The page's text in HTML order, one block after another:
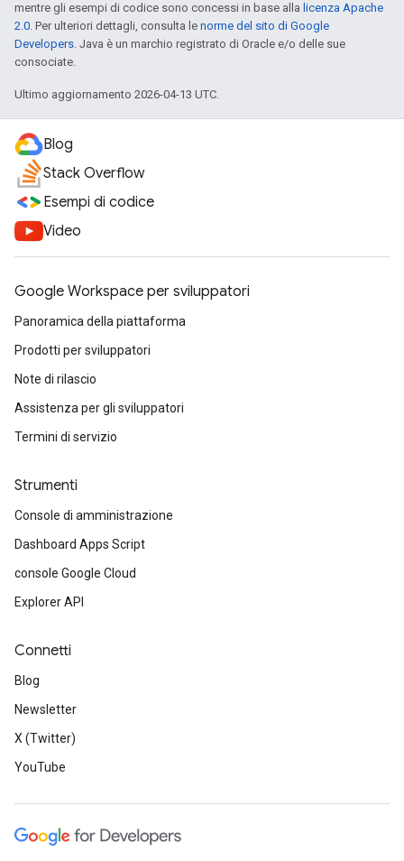
mentre gli esempi di codice sono concessi in base alla licenza Apache
2.0. Per ulteriori dettagli, consulta le norme del sito di Google
Developers. Java è un marchio registrato di Oracle e/o delle sue
consociate.
Ultimo aggiornamento 2026-04-13 UTC.
Blog
Stack Overflow
Esempi di codice
Video
Google Workspace per sviluppatori
Panoramica della piattaforma
Prodotti per sviluppatori
Note di rilascio
Assistenza per gli sviluppatori
Termini di servizio
Strumenti
Console di amministrazione
Dashboard Apps Script
console Google Cloud
Explorer API
Connetti
Blog
Newsletter
X (Twitter)
YouTube